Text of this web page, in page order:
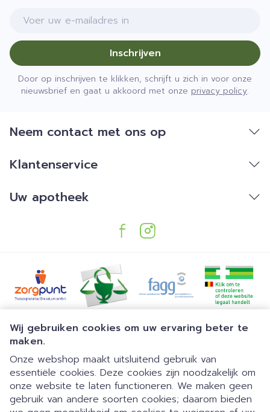
Wij gebruiken cookies om uw ervaring beter te
maken.
Onze webshop maakt uitsluitend gebruik van
essentiële cookies. Deze cookies zijn noodzakelijk om
onze website te laten functioneren. We maken geen
gebruik van andere soorten cookies; daarom bieden
E-mail adres
Inschrijven
Door op inschrijven te klikken, schrijft u zich in voor onze
nieuwsbrief en gaat u akkoord met onze privacy policy.
Neem contact met ons op
Klantenservice
Uw apotheek
Juridische links